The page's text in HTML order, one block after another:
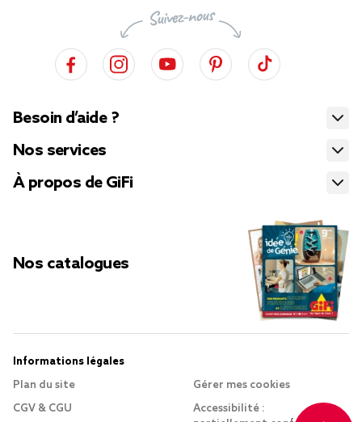
Besoin d’aide ?
Nos services
À propos de GiFi
Nos catalogues
Informations légales
Plan du site
CGV & CGU
Gérer mes cookies
Accessibilité :